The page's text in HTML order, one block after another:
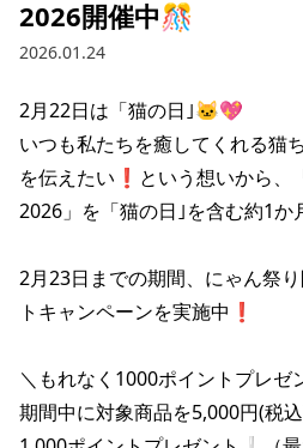
2026開催中🎊
2026.01.24
2月22日は「猫の日｣🐱💖
いつも私たちを癒してくれる猫
を伝えたい❗という想いから、
2026」を「猫の日｣を含む約1
2月23日までの期間、にゃん祭
トキャンペーンを実施中❗
＼もれなく1000ポイントプレゼ
期間中に対象商品を5,000円(税